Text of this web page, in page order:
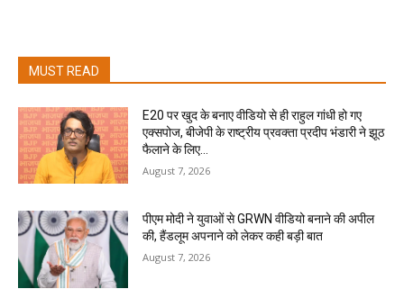
MUST READ
E20 पर खुद के बनाए वीडियो से ही राहुल गांधी हो गए
एक्सपोज, बीजेपी के राष्ट्रीय प्रवक्ता प्रदीप भंडारी ने झूठ
फैलाने के लिए...
August 7, 2026
पीएम मोदी ने युवाओं से GRWN वीडियो बनाने की अपील
की, हैंडलूम अपनाने को लेकर कही बड़ी बात
August 7, 2026